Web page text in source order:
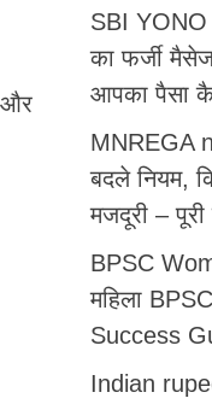
और
SBI
का फर्जी
आपका पैसा
MNREGA
बदले नियम,
मजदूरी – पूरी
BPSC
महिला
Success
Indian